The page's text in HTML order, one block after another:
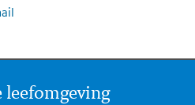
leefomgeving